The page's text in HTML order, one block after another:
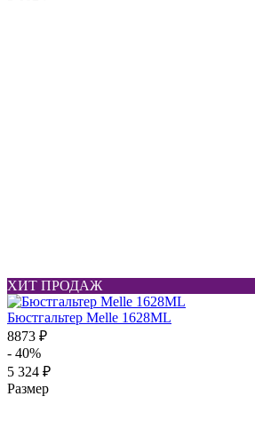
ХИТ ПРОДАЖ
Бюстгальтер Melle 1628ML
8873 ₽
- 40%
5 324 ₽
Размер